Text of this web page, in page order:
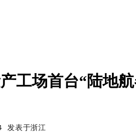
工场首台“陆地
发表于浙江